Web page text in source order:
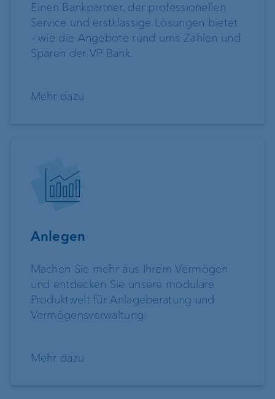
Einen Bankpartner, der professionellen
Service und erstklassige Lösungen bietet
– wie die Angebote rund ums Zahlen und
Sparen der VP Bank.
Mehr dazu
Anlegen
Machen Sie mehr aus Ihrem Vermögen
und entdecken Sie unsere modulare
Produktwelt für Anlageberatung und
Vermögensverwaltung.
Mehr dazu